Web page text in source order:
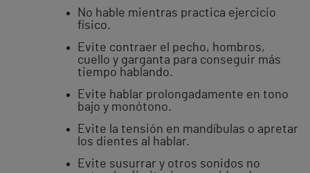
No hable mientras practica ejercicio
físico.
Evite contraer el pecho, hombros,
cuello y garganta para conseguir más
tiempo hablando.
Evite hablar prolongadamente en tono
bajo y monótono.
Evite la tensión en mandíbulas o apretar
los dientes al hablar.
Evite susurrar y otros sonidos no